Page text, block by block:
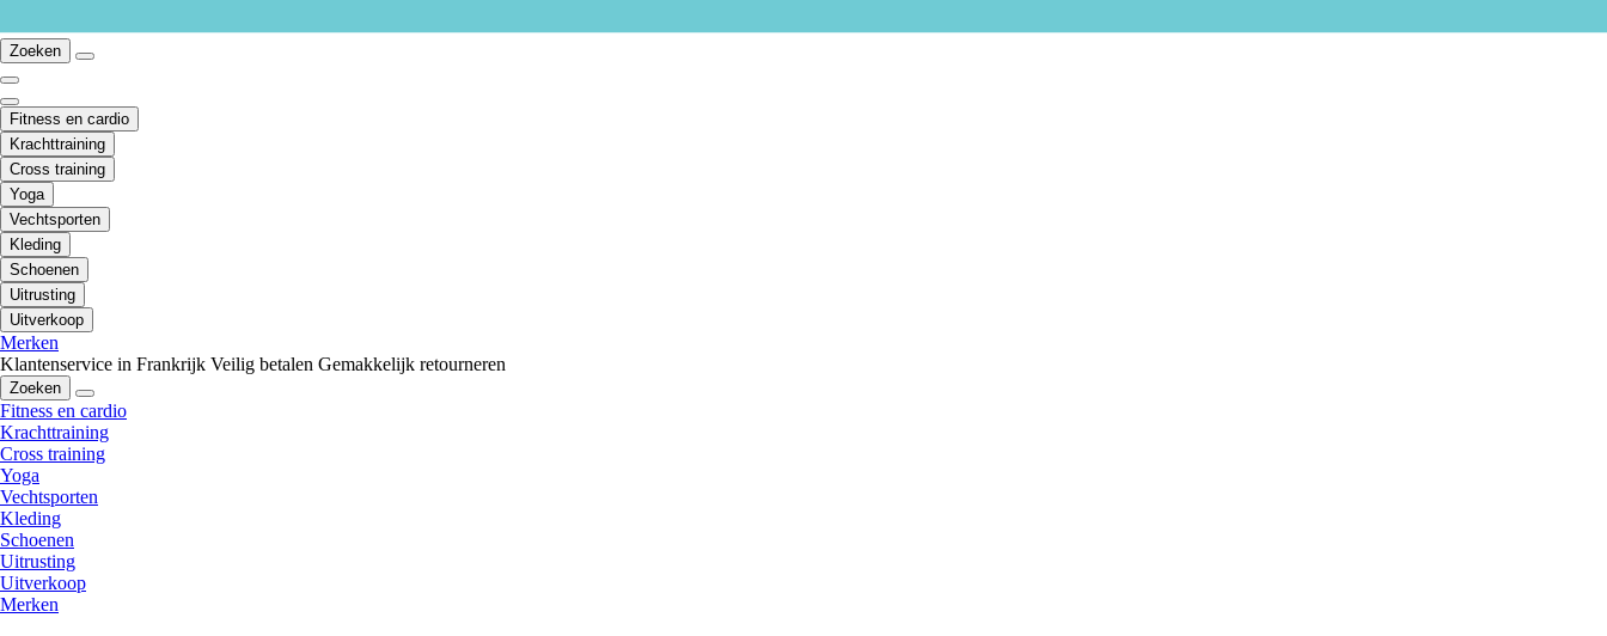
Zoeken
Fitness en cardio
Krachttraining
Cross training
Yoga
Vechtsporten
Kleding
Schoenen
Uitrusting
Uitverkoop
Merken
Klantenservice in Frankrijk Veilig betalen Gemakkelijk retourneren
Zoeken
Fitness en cardio
Krachttraining
Cross training
Yoga
Vechtsporten
Kleding
Schoenen
Uitrusting
Uitverkoop
Merken